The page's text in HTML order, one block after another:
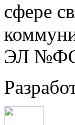
сфере
ЭЛ №ФС